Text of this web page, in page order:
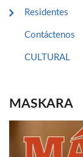
Residentes
Contáctenos
CULTURAL
MASKARA